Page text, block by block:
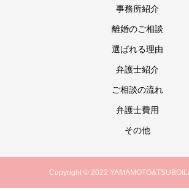
事務所紹介
離婚のご相談
選ばれる理由
弁護士紹介
ご相談の流れ
弁護士費用
その他
Copyright © 2022